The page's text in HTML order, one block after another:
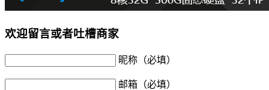
欢迎留言或者吐槽商家
昵称（必填）
邮箱（必填）